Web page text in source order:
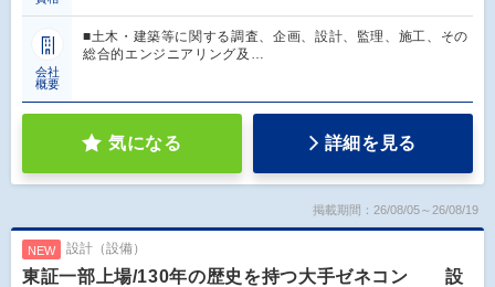
会社
概要
■土木・建築等に関する調査、企画、設計、監理、施工、その
総合的エンジニアリング及…
気になる 詳細を見る
掲載期間：26/08/05～26/08/19
NEW 設計（設備）
東証一部上場/130年の歴史を持つ大手ゼネコン 設